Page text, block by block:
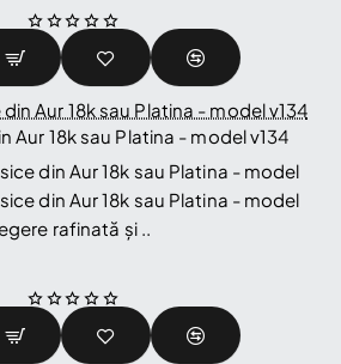
Aur 18k sau Platina - model v134
din Aur 18k sau Platina - model
din Aur 18k sau Platina - model
rafinată și ..